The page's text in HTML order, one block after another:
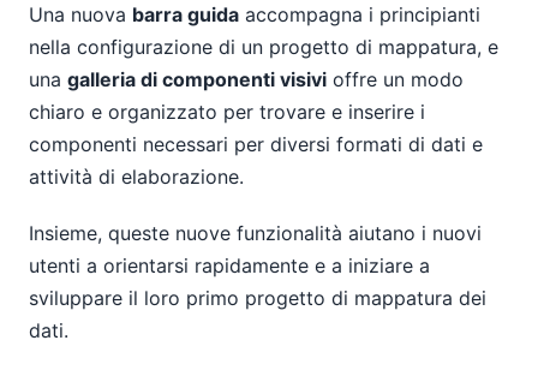
Una nuova barra guida accompagna i principianti
nella configurazione di un progetto di mappatura, e
una galleria di componenti visivi offre un modo
chiaro e organizzato per trovare e inserire i
componenti necessari per diversi formati di dati e
attività di elaborazione.
Insieme, queste nuove funzionalità aiutano i nuovi
utenti a orientarsi rapidamente e a iniziare a
sviluppare il loro primo progetto di mappatura dei
dati.